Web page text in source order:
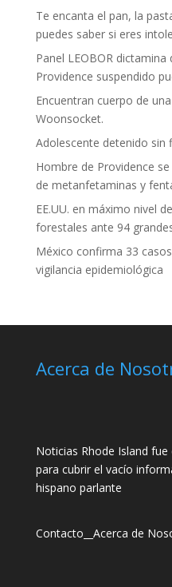
Te encanta el pan, la
puedes saber si eres
Panel LEOBOR
Providence suspendido
Encuentran cuerpo de
Woonsocket.
Adolescente detenido sin
Hombre de Providence
de metanfetaminas y
EE.UU. en máximo nivel
forestales ante 94
México confirma 33
vigilancia epidemiológica
Acerca de
Noticias Rhode Island
para cubrir el vacío
hispano parlante
Contacto Acerca de